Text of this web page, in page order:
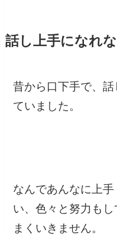
話し上手になれ
昔から口下手で、
ていました。
なんであんなに上
い、色々と努力も
まくいきません。